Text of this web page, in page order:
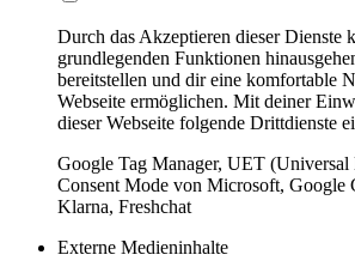
Durch das Akzeptieren dieser Dienste
grundlegenden Funktionen
bereitstellen und dir eine komfortable
Webseite ermöglichen. Mit deiner
dieser Webseite folgende Drittdienste
Google Tag Manager, UET
Consent Mode von Microsoft, Google
Klarna, Freshchat
Externe Medieninhalte